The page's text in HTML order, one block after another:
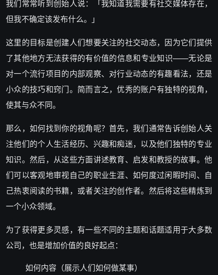
我们常常听到创始人说：「我知道我需要有社交媒体存在，
但我不确定该发布什么。」
这里的目标是创建人们想要关注的社交动态，因为它们提供
了其他地方无法获得的有价值的信息和专业知识——无论是
对一个流行项目的内部观察、对行业动态的有趣看法，还是
小众的技巧和窍门。简而言之，优秀的账户有独特的视角，
使其与众不同。
那么，如何找到你的视角呢？首先，我们通常告诉创始人关
注他们的个人生活经历、兴趣和痴迷，以及他们独特的专业
知识。然后，从这些方面讲述教育、启发和教授的故事。他
们可以客观地审视自己的职业生涯、如何度过闲暇时间、自
己热衷阅读的书籍，或者关注的创作者。然后将这些精炼到
一个小众领域。
为了获得更多灵感，有一些不同的主题和话题适用于大多数
公司，也是增加价值的良好起点：
如何内容（展示人们如何做某事）